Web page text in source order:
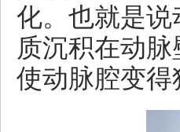
化。也就是
质沉积在动
使动脉腔变